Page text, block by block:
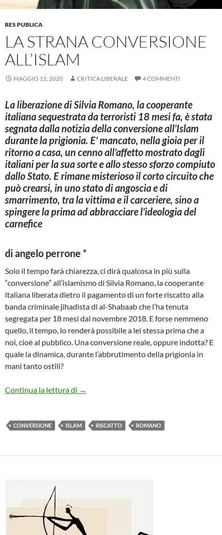
RES PUBLICA
LA STRANA CONVERSIONE
ALL’ISLAM
MAGGIO 12, 2020 CRITICA LIBERALE 4 COMMENTI
La liberazione di Silvia Romano, la cooperante
italiana sequestrata da terroristi 18 mesi fa, è stata
segnata dalla notizia della conversione all’Islam
durante la prigionia. E’ mancato, nella gioia per il
ritorno a casa, un cenno all’affetto mostrato dagli
italiani per la sua sorte e allo stesso sforzo compiuto
dallo Stato. E rimane misterioso il corto circuito che
può crearsi, in uno stato di angoscia e di
smarrimento, tra la vittima e il carceriere, sino a
spingere la prima ad abbracciare l’ideologia del
carnefice
diangelo perrone *
Solo il tempo farà chiarezza, ci dirà qualcosa in più sulla
“conversione” all’islamismo di Silvia Romano, la cooperante
italiana liberata dietro il pagamento di un forte riscatto alla
banda criminale jihadista di al-Shabaab che l’ha tenuta
segregata per 18 mesi dal novembre 2018. E forse nemmeno
quello, il tempo, lo renderà possibile a lei stessa prima che a
noi, cioè al pubblico. Una conversione reale, oppure indotta? E
quale la dinamica, durante l’abbrutimento della prigionia in
mani tanto ostili?
Continua la lettura di LA STRANA CONVERSIONE ALL’ISLAM
→
CONVERSIONE ISLAM RISCATTO ROMANO